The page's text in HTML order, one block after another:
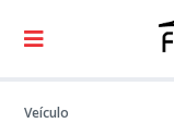
Veículo